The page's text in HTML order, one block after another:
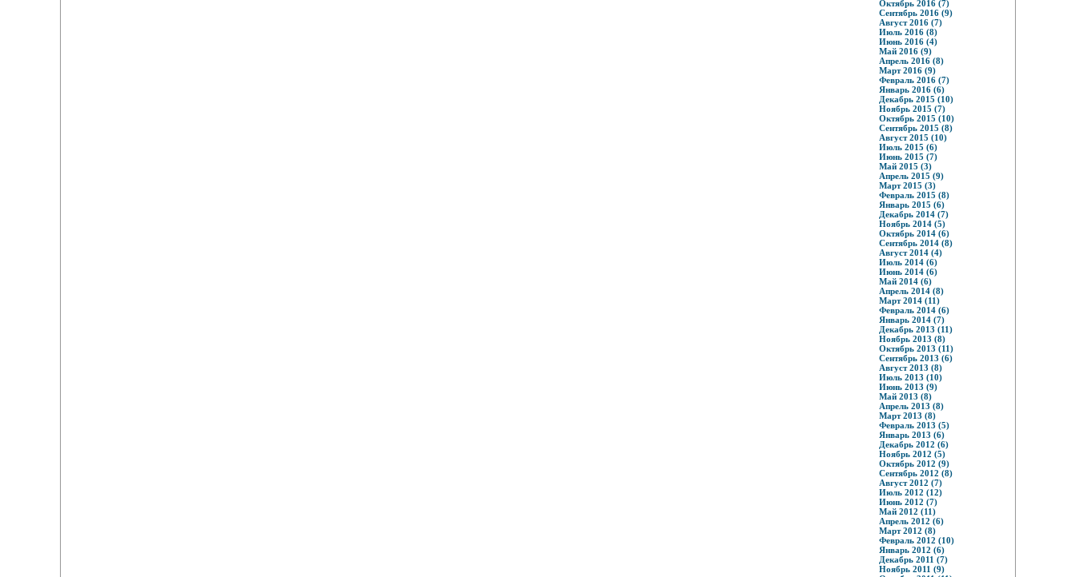
Октябрь 2016 (7)
Сентябрь 2016 (9)
Август 2016 (7)
Июль 2016 (8)
Июнь 2016 (4)
Май 2016 (9)
Апрель 2016 (8)
Март 2016 (9)
Февраль 2016 (7)
Январь 2016 (6)
Декабрь 2015 (10)
Ноябрь 2015 (7)
Октябрь 2015 (10)
Сентябрь 2015 (8)
Август 2015 (10)
Июль 2015 (6)
Июнь 2015 (7)
Май 2015 (3)
Апрель 2015 (9)
Март 2015 (3)
Февраль 2015 (8)
Январь 2015 (6)
Декабрь 2014 (7)
Ноябрь 2014 (5)
Октябрь 2014 (6)
Сентябрь 2014 (8)
Август 2014 (4)
Июль 2014 (6)
Июнь 2014 (6)
Май 2014 (6)
Апрель 2014 (8)
Март 2014 (11)
Февраль 2014 (6)
Январь 2014 (7)
Декабрь 2013 (11)
Ноябрь 2013 (8)
Октябрь 2013 (11)
Сентябрь 2013 (6)
Август 2013 (8)
Июль 2013 (10)
Июнь 2013 (9)
Май 2013 (8)
Апрель 2013 (8)
Март 2013 (8)
Февраль 2013 (5)
Январь 2013 (6)
Декабрь 2012 (6)
Ноябрь 2012 (5)
Октябрь 2012 (9)
Сентябрь 2012 (8)
Август 2012 (7)
Июль 2012 (12)
Июнь 2012 (7)
Май 2012 (11)
Апрель 2012 (6)
Март 2012 (8)
Февраль 2012 (10)
Январь 2012 (6)
Декабрь 2011 (7)
Ноябрь 2011 (9)